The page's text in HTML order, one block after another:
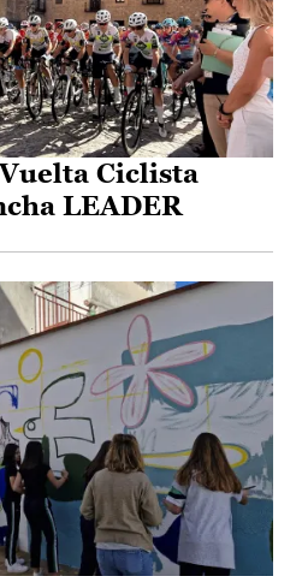
Ciclista
LEADER